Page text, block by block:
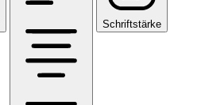
Schriftstärke